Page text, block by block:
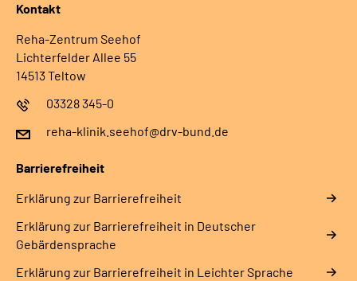
Kontakt
Reha-Zentrum Seehof
Lichterfelder Allee 55
14513 Teltow
03328 345-0
reha-klinik.seehof@drv-bund.de
Barrierefreiheit
Erklärung zur Barrierefreiheit
Erklärung zur Barrierefreiheit in Deutscher
Gebärdensprache
Erklärung zur Barrierefreiheit in Leichter Sprache